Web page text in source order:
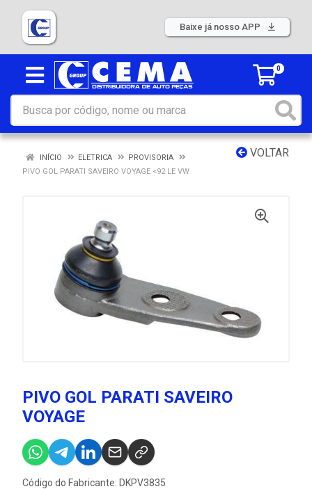
Baixe já nosso APP
0
VOLTAR
INÍCIO ELETRICA
PROVISORIA
PIVO GOL PARATI SAVEIRO VOYAGE <92 LE VW
PIVO GOL PARATI SAVEIRO
VOYAGE
Código do Fabricante: DKPV3835